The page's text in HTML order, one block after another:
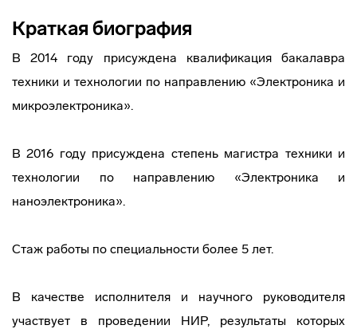
Краткая биография
В 2014 году присуждена квалификация бакалавра
техники и технологии по направлению «Электроника и
микроэлектроника».
В 2016 году присуждена степень магистра техники и
технологии по направлению «Электроника и
наноэлектроника».
Стаж работы по специальности более 5 лет.
В качестве исполнителя и научного руководителя
участвует в проведении НИР, результаты которых